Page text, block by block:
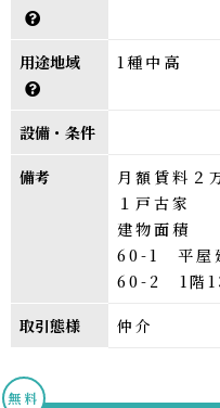
用途地域 1種中高
設備・条件
備考
月額賃料２
１戸古家
建物面積
60-1 平屋
60-2 1階
取引態様 仲介
無料